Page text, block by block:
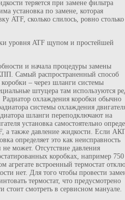
теряется при замене фильтра
установка по замене, которая
ATF, сколько слилось, ровно
уровня ATF щупом и простейшей
и начала процедуры замены
Самый распространенный способ
– через шланги системы
штуцера там используются
охлаждения коробки обычно
системы охлаждения
шланги переподключают на
установка самостоятельно
а также давление жидкости. Если
определяет это как неисправность
может. Отсутствие давления
коробках, например 750
встроенный термостат
нет. Для того чтобы провести
термостат, что предусмотрено
стоит смотреть в сервисном мануале.